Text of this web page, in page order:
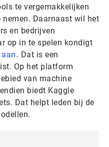
te vergemakkelijken
nemen. Daarnaast wil het
en bedrijven
op in te spelen kondigt
Dat is een
Op het platform
van machine
biedt Kaggle
Dat helpt leden bij de